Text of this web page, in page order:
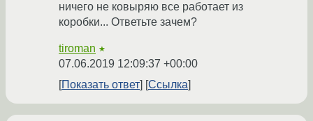
ничего не ковыряю все работает из
коробки... Ответьте зачем?
tiroman ★
07.06.2019 12:09:37 +00:00
Показать ответ
Ссылка